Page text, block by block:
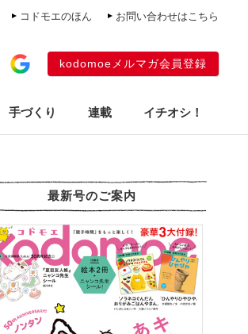
コドモエのほん お問い合わせはこちら
kodomoeメルマガ会員登録
手づくり 連載 イチオシ！
最新号のご案内